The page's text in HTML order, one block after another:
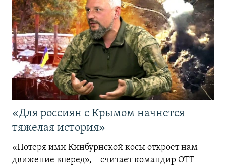
«Для россиян с Крымом начнется
тяжелая история»
«Потеря ими Кинбурнской косы откроет нам
движение вперед», – считает командир ОТГ